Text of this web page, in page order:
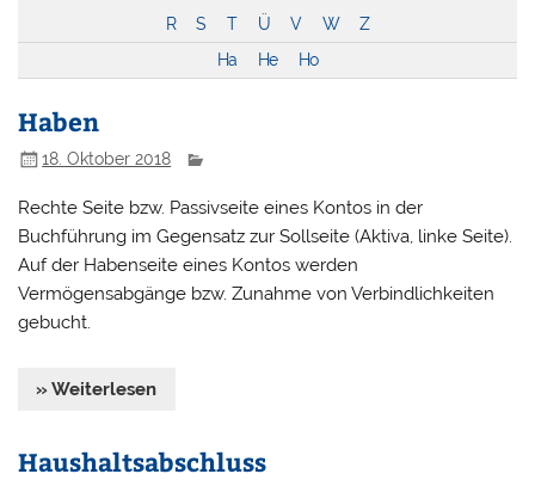
R
S T Ü V W
Z
Ha
He Ho
Haben
18. Oktober 2018
Rechte Seite bzw. Passivseite eines Kontos in der
Buchführung im Gegensatz zur Sollseite (Aktiva, linke Seite).
Auf der Habenseite eines Kontos werden
Vermögensabgänge bzw. Zunahme von Verbindlichkeiten
gebucht.
» Weiterlesen
Haushaltsabschluss